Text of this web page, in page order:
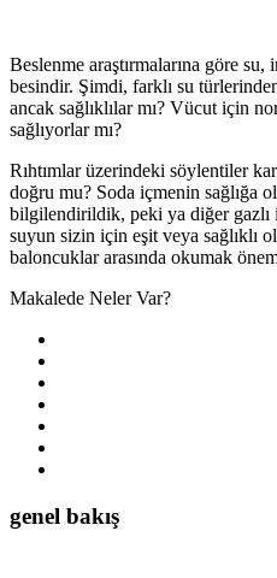
Beslenme araştırmalarına göre
besindir. Şimdi, farklı su
ancak sağlıklılar mı? Vücut için
sağlıyorlar mı?
Rıhtımlar üzerindeki söylentiler
doğru mu? Soda içmenin sağlığa
bilgilendirildik, peki ya diğer gazlı
suyun sizin için eşit veya sağlıklı
baloncuklar arasında okumak
Makalede Neler Var?
genel bakış